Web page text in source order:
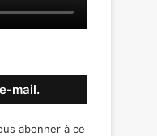
mail.
abonner à ce